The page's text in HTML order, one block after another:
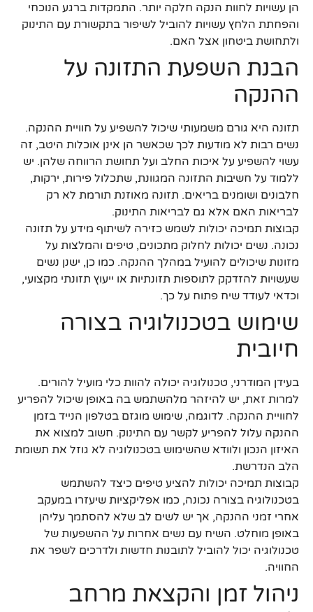
הן עשויות לחוות הנקה חלקה יותר. התמקדות ברגע הנוכחי
והפחתת הלחץ עשויות להוביל לשיפור בתקשורת עם התינוק
ולתחושת ביטחון אצל האם.
הבנת השפעת התזונה על
ההנקה
תזונה היא גורם משמעותי שיכול להשפיע על חוויית ההנקה.
נשים רבות לא מודעות לכך שכאשר הן אינן אוכלות היטב, זה
עשוי להשפיע על איכות החלב ועל תחושת הרווחה שלהן. יש
ללמוד על חשיבות התזונה המגוונת, שתכלול פירות, ירקות,
חלבונים ושומנים בריאים. תזונה מאוזנת תורמת לא רק
לבריאות האם אלא גם לבריאות התינוק.
קבוצות תמיכה יכולות לשמש כזירה לשיתוף מידע על תזונה
נכונה. נשים יכולות לחלוק מתכונים, טיפים והמלצות על
מזונות שיכולים להועיל במהלך ההנקה. כמו כן, ישנן נשים
שעשויות להזדקק לתוספות תזונתיות או ייעוץ תזונתי מקצועי,
וכדאי לעודד שיח פתוח על כך.
שימוש בטכנולוגיה בצורה
חיובית
בעידן המודרני, טכנולוגיה יכולה להוות כלי מועיל להורים.
למרות זאת, יש להיזהר מלהשתמש בה באופן שיכול להפריע
לחוויית ההנקה. לדוגמה, שימוש מוגזם בטלפון הנייד בזמן
ההנקה עלול להפריע לקשר עם התינוק. חשוב למצוא את
האיזון הנכון ולוודא שהשימוש בטכנולוגיה לא גוזל את תשומת
הלב הנדרשת.
קבוצות תמיכה יכולות להציע טיפים כיצד להשתמש
בטכנולוגיה בצורה נכונה, כמו אפליקציות שיעזרו במעקב
אחרי זמני ההנקה, אך יש לשים לב שלא להסתמך עליהן
באופן מוחלט. השיח עם נשים אחרות על ההשפעות של
טכנולוגיה יכול להוביל לתובנות חדשות ולדרכים לשפר את
החוויה.
ניהול זמן והקצאת מרחב